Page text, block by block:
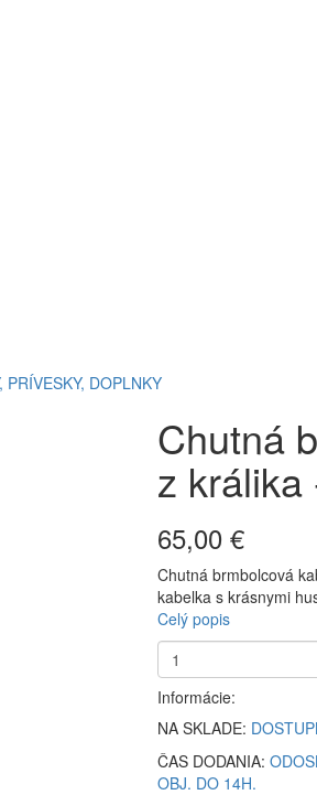
PRÍVESKY, DOPLNKY
Chutná
z králika
65,00 €
Chutná brmbolcová
kabelka s krásnymi
Celý popis
Informácie:
NA SKLADE:
ČAS DODANIA:
OBJ. DO 14H.